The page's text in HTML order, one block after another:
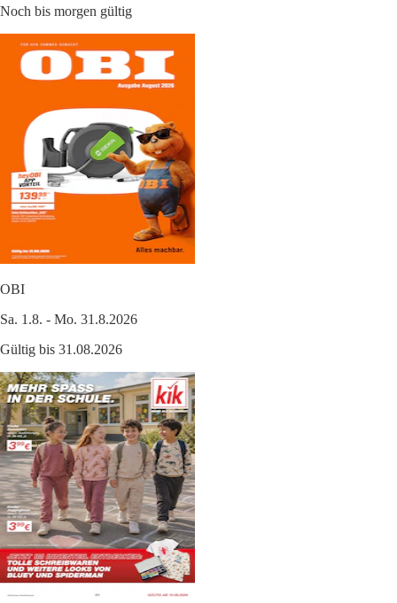
Noch bis morgen gültig
OBI
Sa. 1.8. - Mo. 31.8.2026
Gültig bis 31.08.2026